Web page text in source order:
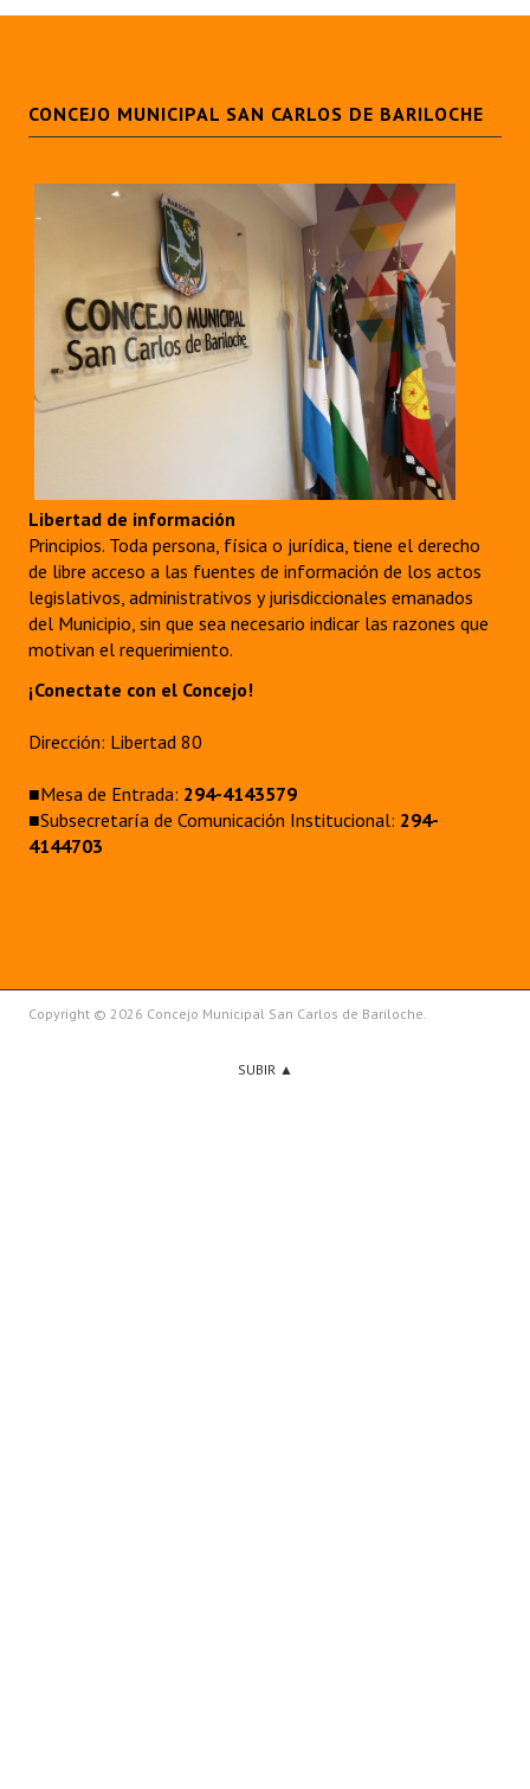
CONCEJO MUNICIPAL SAN CARLOS DE BARILOCHE
Libertad de información
Principios. Toda persona, física o jurídica, tiene el derecho
de libre acceso a las fuentes de información de los actos
legislativos, administrativos y jurisdiccionales emanados
del Municipio, sin que sea necesario indicar las razones que
motivan el requerimiento.
¡Conectate con el Concejo!
Dirección: Libertad 80
■Mesa de Entrada: 294-4143579
■Subsecretaría de Comunicación Institucional: 294-
4144703
Copyright © 2026 Concejo Municipal San Carlos de Bariloche.
SUBIR ▲